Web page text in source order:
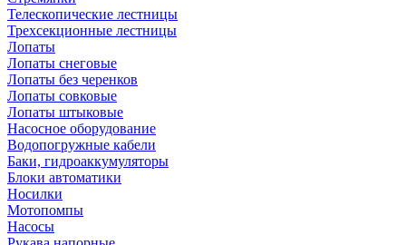
Телескопические лестницы
Трехсекционные лестницы
Лопаты
Лопаты снеговые
Лопаты без черенков
Лопаты совковые
Лопаты штыковые
Насосное оборудование
Водопогружные кабели
Баки, гидроаккумуляторы
Блоки автоматики
Носилки
Мотопомпы
Насосы